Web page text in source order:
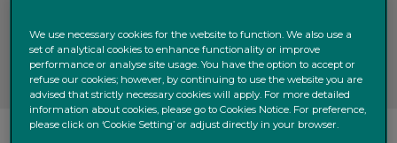
ans grâce au
Quintet Graduate Programme
rampe de lancement pour les jeunes désireux d'explorer
le monde de la banque privée.
We use necessary cookies for the website to function. We also use a
set of analytical cookies to enhance functionality or improve
performance or analyse site usage. You have the option to accept or
refuse our cookies; however, by continuing to use the website you are
advised that strictly necessary cookies will apply. For more detailed
information about cookies, please go to Cookies Notice. For preference,
please click on ‘Cookie Setting’ or adjust directly in your browser.